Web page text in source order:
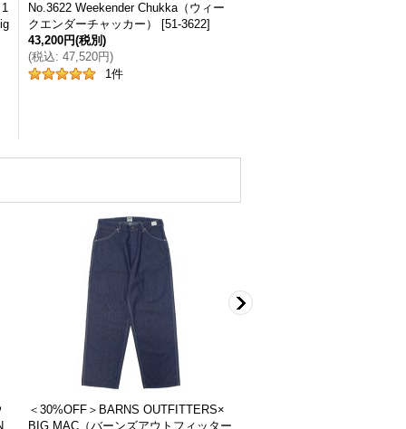
No.3622 Weekender Chukka（ウィー
クエンダーチャッカー）
[51-3622]
43,200円(税別)
(税込: 47,520円)
1件